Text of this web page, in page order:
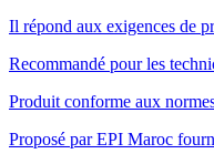
Il répond aux exigences de
Recommandé pour les
Produit conforme aux
Proposé par EPI Maroc